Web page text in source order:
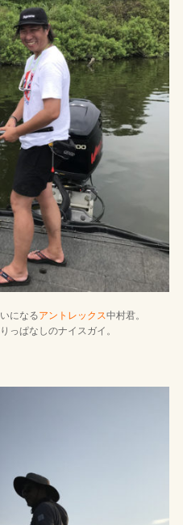
になるアントレックス中村君。
っぱなしのナイスガイ。